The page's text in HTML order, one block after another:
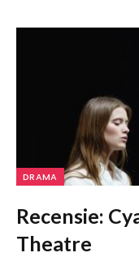
DRAMA
Recensie:
Theatre